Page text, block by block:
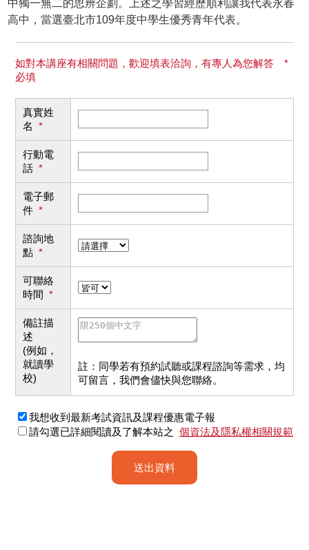
中獨一無二的思辨企劃。上述之學習經歷順利讓我代表永春
高中，當選臺北市109年度中學生優秀青年代表。
如對本講座有相關問題，歡迎填表洽詢，有專人為您解答 *
必填
真實姓
名 *
行動電
話 *
電子郵
件 *
諮詢地
點 *
可聯絡
時間 *
備註描
述
(例如，
就讀學
校)
註：同學若有預約試聽或課程諮詢等需求，均
可留言，我們會儘快與您聯絡。
我想收到最新考試資訊及課程優惠電子報
請勾選已詳細閱讀及了解本站之 個資法及隱私權相關規範
送出資料